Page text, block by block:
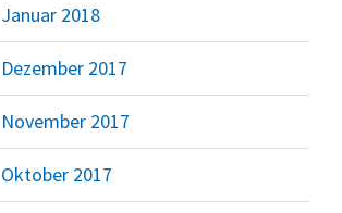
Januar 2018
Dezember 2017
November 2017
Oktober 2017